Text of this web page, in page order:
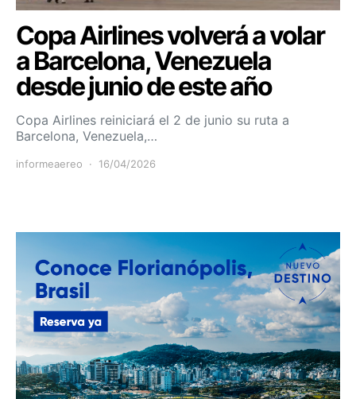
Copa Airlines volverá a volar
a Barcelona, Venezuela
desde junio de este año
Copa Airlines reiniciará el 2 de junio su ruta a
Barcelona, Venezuela,…
informeaereo 16/04/2026